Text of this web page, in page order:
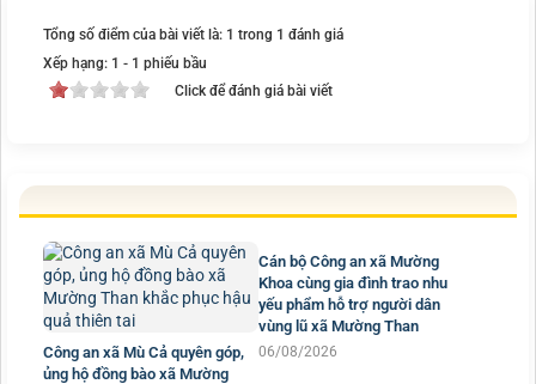
Tổng số điểm của bài viết là: 1 trong 1 đánh giá
Xếp hạng: 1 - 1 phiếu bầu
Click để đánh giá bài viết
Công an xã Mù Cả quyên góp,
ủng hộ đồng bào xã Mường
Cán bộ Công an xã Mường
Khoa cùng gia đình trao nhu
yếu phẩm hỗ trợ người dân
vùng lũ xã Mường Than
06/08/2026